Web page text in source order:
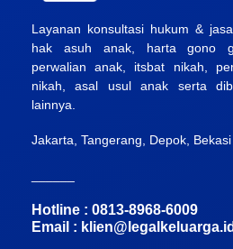
Layanan konsultasi hukum &
hak asuh anak, harta gono
perwalian anak, itsbat nikah,
nikah, asal usul anak serta
lainnya.
Jakarta, Tangerang, Depok, Bekasi
Hotline : 0813-8968-6009
Email : klien@legalkeluarga.id